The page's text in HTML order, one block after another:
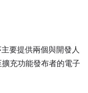
要提供兩個與開發人
充功能發布者的電子